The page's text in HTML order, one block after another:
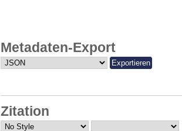
Metadaten-Export
Zitation